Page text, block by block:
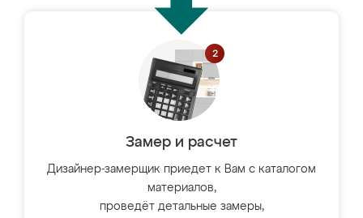
Замер и расчет
Дизайнер-замерщик приедет к Вам с каталогом
материалов,
проведёт детальные замеры,